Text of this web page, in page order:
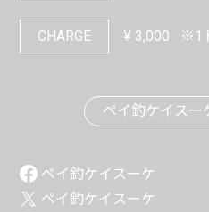
CHARGE ¥ 3,000 ※1
ペイ釣ケイスー
ペイ釣ケイスーケ
ペイ釣ケイスーケ